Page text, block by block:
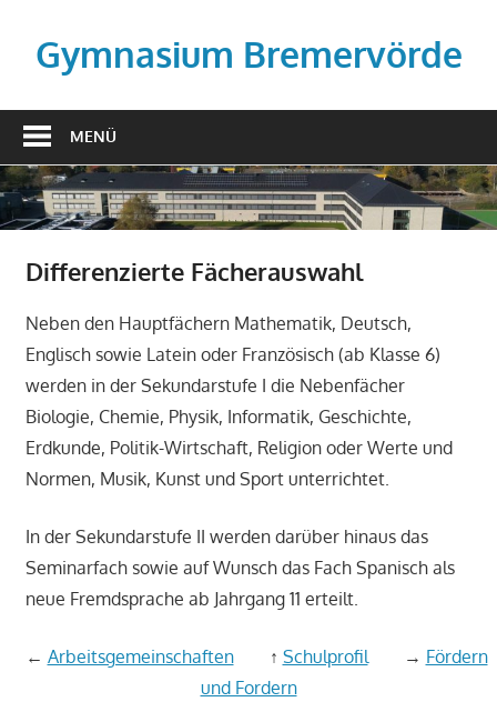
Inhalt
springenGymnasium Bremervörde
MENÜ
Differenzierte Fächerauswahl
Neben den Hauptfächern Mathematik, Deutsch,
Englisch sowie Latein oder Französisch (ab Klasse 6)
werden in der Sekundarstufe I die Nebenfächer
Biologie, Chemie, Physik, Informatik, Geschichte,
Erdkunde, Politik-Wirtschaft, Religion oder Werte und
Normen, Musik, Kunst und Sport unterrichtet.
In der Sekundarstufe II werden darüber hinaus das
Seminarfach sowie auf Wunsch das Fach Spanisch als
neue Fremdsprache ab Jahrgang 11 erteilt.
← Arbeitsgemeinschaften↑ Schulprofil→ Fördern
und Fordern